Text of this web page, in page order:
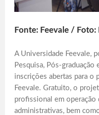
Fonte: Feevale /
A Universidade Feevale,
Pesquisa, Pós-graduação
inscrições abertas para o
Feevale. Gratuito, o
profissional em
administrativas, bem